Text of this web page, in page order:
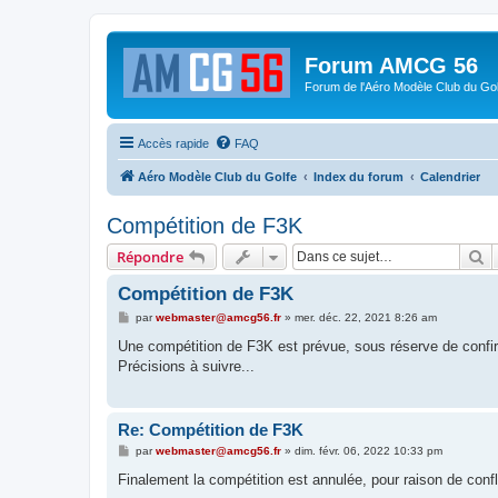
Forum AMCG 56
Forum de l'Aéro Modèle Club du
Accès rapide FAQ
Aéro Modèle Club du Golfe Index du forum Calendrier
Compétition de F3K
Répondre
Compétition de F3K
M
s
a
parwebmaster@amcg56.fr» mer. déc. 22, 2021 8:26 am
Une compétition de F3K est prévue, sous réserve de
Précisions à suivre...
Re: Compétition de F3K
M
s
parwebmaster@amcg56.fr» dim. févr. 06, 2022 10:33 pm
Finalement la compétition est annulée, pour raison de